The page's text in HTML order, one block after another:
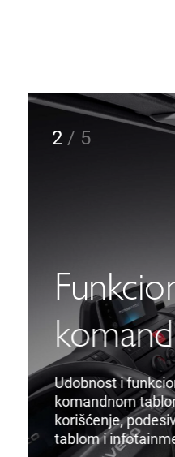
Udobnost i
komandnom
korišćenje,
tablom i
2 / 5